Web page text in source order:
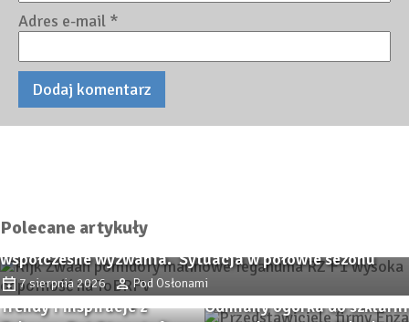
Adres e-mail *
Polecane artykuły
Pomidor TEGANUMA RZ F1 – malinowa odpowiedź na
współczesne wyzwania. Sytuacja w połowie sezonu
7 sierpnia 2026 Pod Osłonami
Trendy i inspiracje z
Odmiany ogórka do szklarni